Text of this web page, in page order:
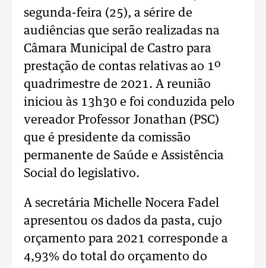
segunda-feira (25), a sérire de
audiências que serão realizadas na
Câmara Municipal de Castro para
prestação de contas relativas ao 1º
quadrimestre de 2021. A reunião
iniciou às 13h30 e foi conduzida pelo
vereador Professor Jonathan (PSC)
que é presidente da comissão
permanente de Saúde e Assistência
Social do legislativo.
A secretária Michelle Nocera Fadel
apresentou os dados da pasta, cujo
orçamento para 2021 corresponde a
4,93% do total do orçamento do